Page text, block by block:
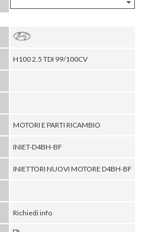
H100 2.5 TDI 99/100CV
MOTORI E PARTI RICAMBIO
INIET-D4BH-BF
INIETTORI NUOVI MOTORE D4BH-BF
Richiedi info